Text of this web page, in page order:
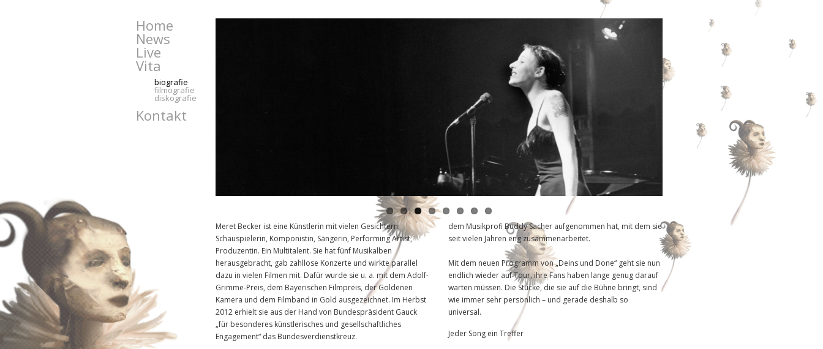
Meret Becker ist eine Künstlerin mit vielen Gesichtern:
Schauspielerin, Komponistin, Sängerin, Performing Artist,
Produzentin. Ein Multitalent. Sie hat fünf Musikalben
herausgebracht, gab zahllose Konzerte und wirkte parallel
dazu in vielen Filmen mit. Dafür wurde sie u. a. mit dem Adolf-
Grimme-Preis, dem Bayerischen Filmpreis, der Goldenen
Kamera und dem Filmband in Gold ausgezeichnet. Im Herbst
2012 erhielt sie aus der Hand von Bundespräsident Gauck
„für besonderes künstlerisches und gesellschaftliches
Engagement“ das Bundesverdienstkreuz.
dem Musikprofi Buddy Sacher aufgenommen hat, mit dem sie
seit vielen Jahren eng zusammenarbeitet.
Mit dem neuen Programm von „Deins und Done“ geht sie nun
endlich wieder auf Tour, ihre Fans haben lange genug darauf
warten müssen. Die Stücke, die sie auf die Bühne bringt, sind
wie immer sehr persönlich – und gerade deshalb so
universal.
Jeder Song ein Treffer
Home
News
Live
Vita
biografie
filmografie
diskografie
Kontakt